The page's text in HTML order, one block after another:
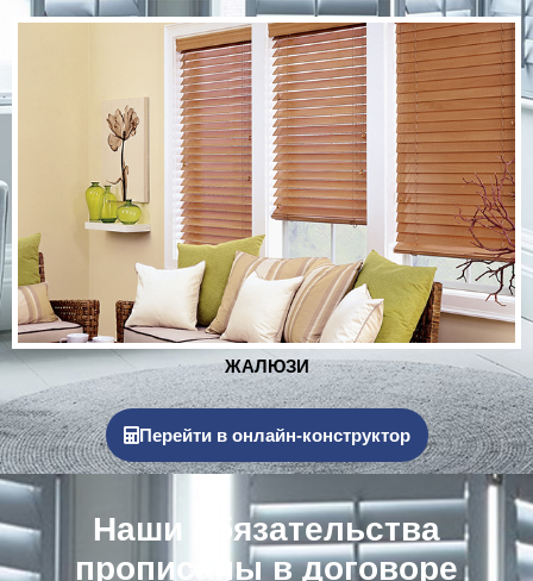
РОЛЬСТАВНИ
Перейти в онлайн-конструктор
Наши обязательства
прописаны в договоре